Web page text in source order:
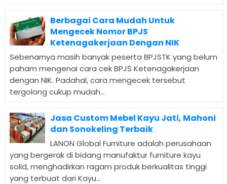
Berbagai Cara Mudah Untuk
Mengecek Nomor BPJS
Ketenagakerjaan Dengan NIK
Sebenarnya masih banyak peserta BPJSTK yang belum
paham mengenai cara cek BPJS Ketenagakerjaan
dengan NIK. Padahal, cara mengecek tersebut
tergolong cukup mudah...
Jasa Custom Mebel Kayu Jati, Mahoni
dan Sonokeling Terbaik
LANON Global Furniture adalah perusahaan
yang bergerak di bidang manufaktur furniture kayu
solid, menghadirkan ragam produk berkualitas tinggi
yang terbuat dari Kayu...